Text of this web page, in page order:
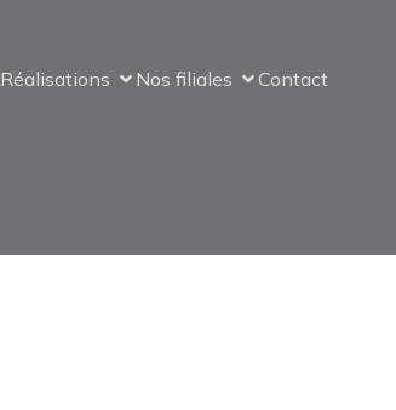
Réalisations Nos filiales Contact